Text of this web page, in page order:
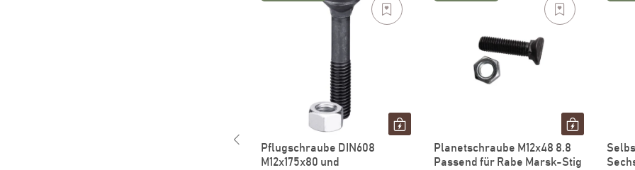
Pflugschraube DIN608
M12x175x80 und
Planetschraube M12x48 8.8
Passend für Rabe Marsk-Stig